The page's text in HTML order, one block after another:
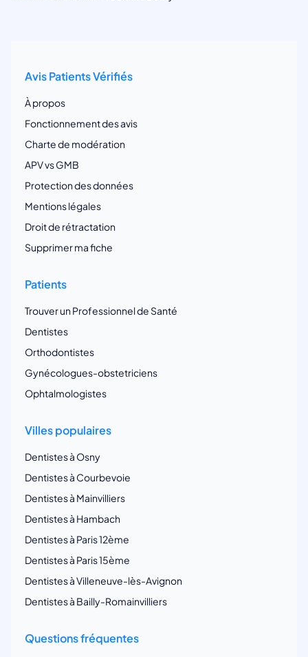
Avis Patients Vérifiés
À propos
Fonctionnement des avis
Charte de modération
APV vs GMB
Protection des données
Mentions légales
Droit de rétractation
Supprimer ma fiche
Patients
Trouver un Professionnel de Santé
Dentistes
Orthodontistes
Gynécologues-obstetriciens
Ophtalmologistes
Villes populaires
Dentistes à Osny
Dentistes à Courbevoie
Dentistes à Mainvilliers
Dentistes à Hambach
Dentistes à Paris 12ème
Dentistes à Paris 15ème
Dentistes à Villeneuve-lès-Avignon
Dentistes à Bailly-Romainvilliers
Questions fréquentes